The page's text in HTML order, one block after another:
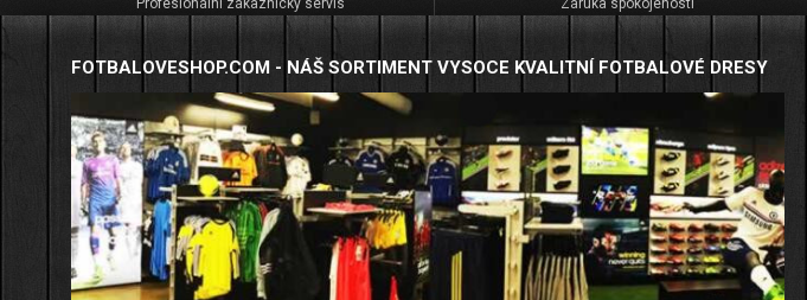
FOTBALOVESHOP.COM - NÁŠ SORTIMENT VYSOCE KVALITNÍ FOTBALOVÉ DRESY